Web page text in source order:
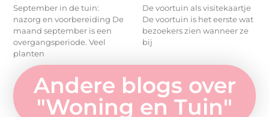
September in de tuin:
nazorg en voorbereiding De
maand september is een
overgangsperiode. Veel
planten
De voortuin als visitekaartje
De voortuin is het eerste wat
bezoekers zien wanneer ze
bij
Andere blogs over
"Woning en Tuin"